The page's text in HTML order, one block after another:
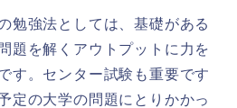
勉強法としては、基礎がある
題を解くアウトプットに力を
す。センター試験も重要です
定の大学の問題にとりかかっ